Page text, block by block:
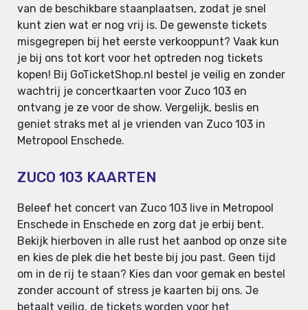
van de beschikbare staanplaatsen, zodat je snel
kunt zien wat er nog vrij is. De gewenste tickets
misgegrepen bij het eerste verkooppunt? Vaak kun
je bij ons tot kort voor het optreden nog tickets
kopen! Bij GoTicketShop.nl bestel je veilig en zonder
wachtrij je concertkaarten voor Zuco 103 en
ontvang je ze voor de show. Vergelijk, beslis en
geniet straks met al je vrienden van Zuco 103 in
Metropool Enschede.
ZUCO 103 KAARTEN
Beleef het concert van Zuco 103 live in Metropool
Enschede in Enschede en zorg dat je erbij bent.
Bekijk hierboven in alle rust het aanbod op onze site
en kies de plek die het beste bij jou past. Geen tijd
om in de rij te staan? Kies dan voor gemak en bestel
zonder account of stress je kaarten bij ons. Je
betaalt veilig, de tickets worden voor het